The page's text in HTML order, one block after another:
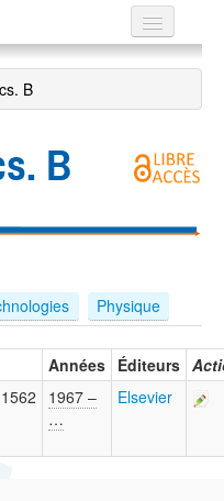
B
B
Physique
Années Éditeurs
1967 –
…
Elsevier